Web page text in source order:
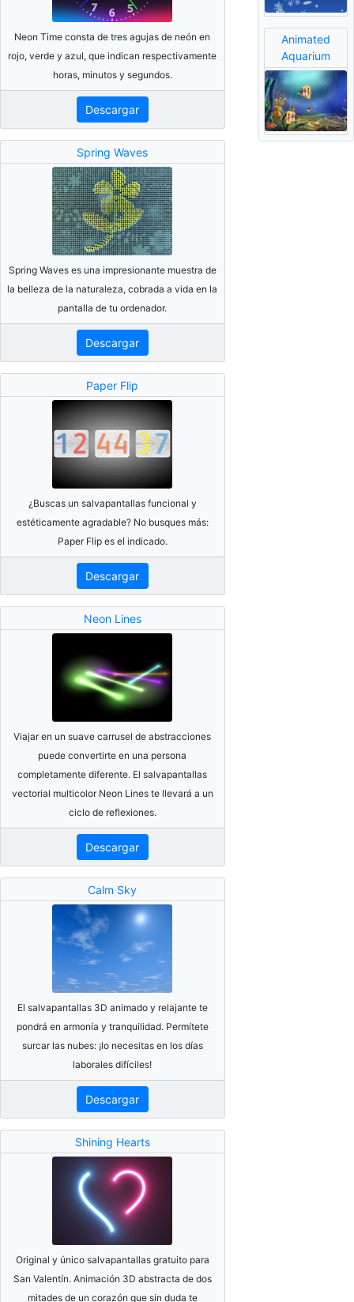
Neon Time consta de tres agujas de neón en
rojo, verde y azul, que indican respectivamente
horas, minutos y segundos.
Descargar
Spring Waves
Spring Waves es una impresionante muestra de
la belleza de la naturaleza, cobrada a vida en la
pantalla de tu ordenador.
Descargar
Paper Flip
¿Buscas un salvapantallas funcional y
estéticamente agradable? No busques más:
Paper Flip es el indicado.
Descargar
Neon Lines
Viajar en un suave carrusel de abstracciones
puede convertirte en una persona
completamente diferente. El salvapantallas
vectorial multicolor Neon Lines te llevará a un
ciclo de reflexiones.
Descargar
Calm Sky
El salvapantallas 3D animado y relajante te
pondrá en armonía y tranquilidad. Permítete
surcar las nubes: ¡lo necesitas en los días
laborales difíciles!
Descargar
Shining Hearts
Original y único salvapantallas gratuito para
San Valentín. Animación 3D abstracta de dos
mitades de un corazón que sin duda te
Animated
Aquarium